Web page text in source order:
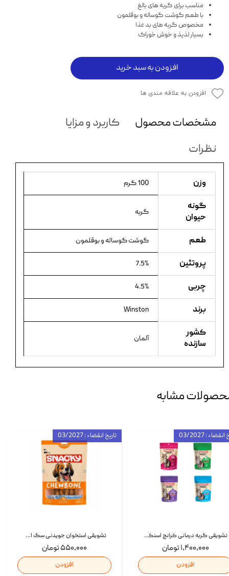
مناسب برای گربه های بالغ
با طعم گوشت گوساله و بوقلمون
مخصوص گربه های بد غذا
بسیار لذیذ و خوش خوراک
افزودن به سبد خرید
افزودن به علاقه مندی ها
مشخصات محصول
کاربرد و مزایا
نظرات
وزن 100 گرم
گونه
حیوان
گربه
طعم گوشت گوساله و بوقلمون
پروتئین 7.5%
چربی 4.5%
برند Winston
کشور
سازنده
آلمان
مشابه
تشویقی استخوان جویدنی سگ اسنکی کرانچی با طعم مرغ Snacky Crunchy Munchy وزن 100 گرم
۵۵۰,۰۰۰ تومان
افزودن
تاریخ انقضاء : 03/2027
تشویقی گربه درمانی کرانچ اسنکی با طعم میکس Snacky Crunch Cat Treats وزن 60 گرم بسته 4 عددی
۱,۴۰۰,۰۰۰ تومان
افزودن
: 03/2027